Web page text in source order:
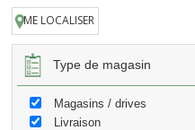
ME LOCALISER
Type de magasin
Magasins / drives
Livraison